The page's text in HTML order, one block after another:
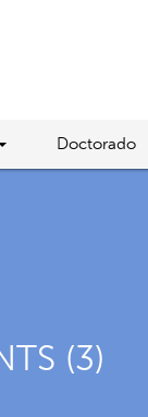
Doctorado
(3)